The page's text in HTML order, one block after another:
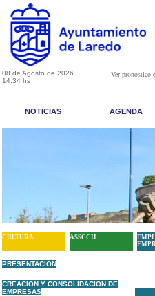
08 de Agosto de 2026
14:34 hs
Ver pronostico
NOTICIAS AGENDA
CULTURA ASSCCII
PRESENTACION
CREACION Y CONSOLIDACION DE
EMPRESAS